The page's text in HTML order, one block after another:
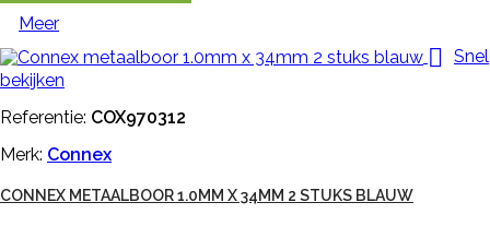
Meer
 Snel
bekijken
Referentie: COX970312
Merk: Connex
CONNEX METAALBOOR 1.0MM X 34MM 2 STUKS BLAUW